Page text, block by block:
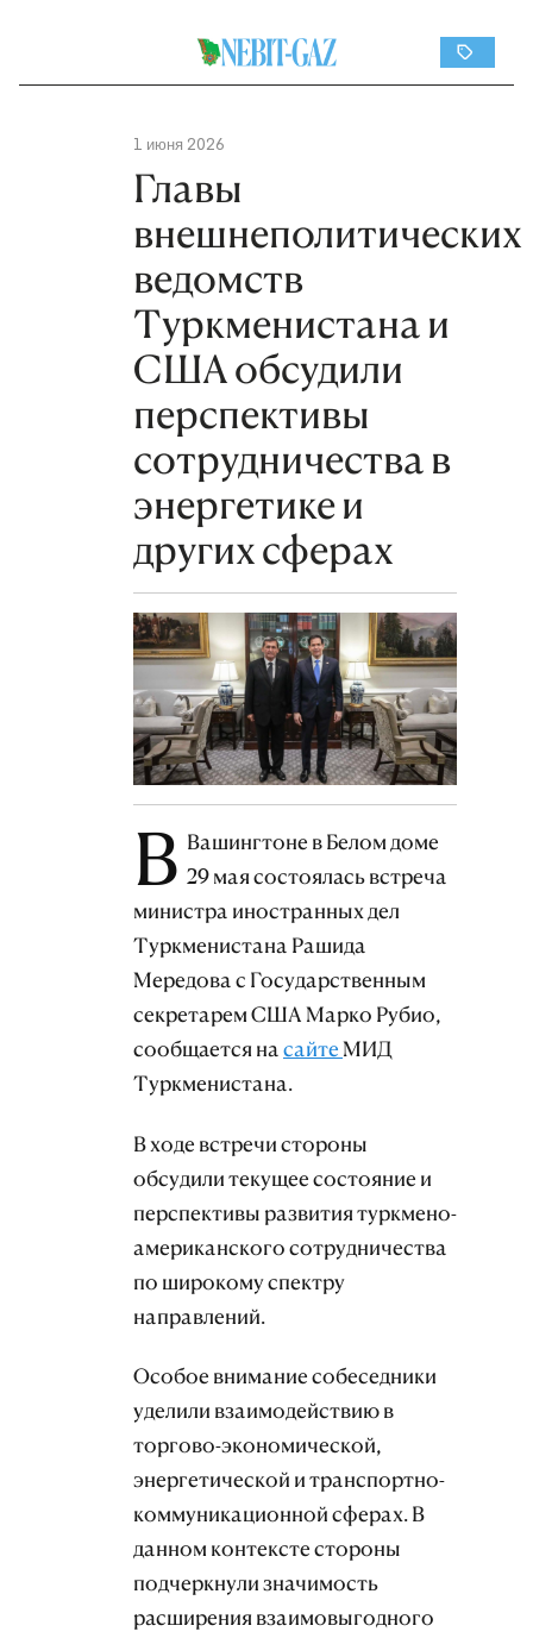
1 июня 2026
Главы
внешнеполитических
ведомств
Туркменистана и
США обсудили
перспективы
сотрудничества в
энергетике и
других сферах
В Вашингтоне в Белом доме
29 мая состоялась встреча
министра иностранных дел
Туркменистана Рашида
Мередова с Государственным
секретарем США Марко Рубио,
сообщается насайтеМИД
Туркменистана.
В ходе встречи стороны
обсудили текущее состояние и
перспективы развития туркмено-
американского сотрудничества
по широкому спектру
направлений.
Особое внимание собеседники
уделили взаимодействию в
торгово-экономической,
энергетической и транспортно-
коммуникационной сферах. В
данном контексте стороны
подчеркнули значимость
расширения взаимовыгодного